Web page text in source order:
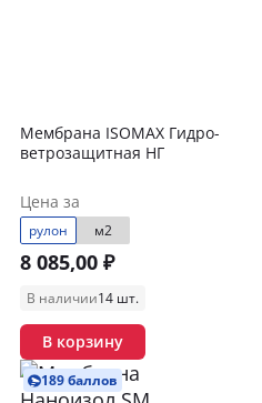
Мембрана ISOMAX Гидро-
ветрозащитная НГ
Цена за
рулон м2
8 085,00 ₽
В наличии14 шт.
В корзину
189 баллов